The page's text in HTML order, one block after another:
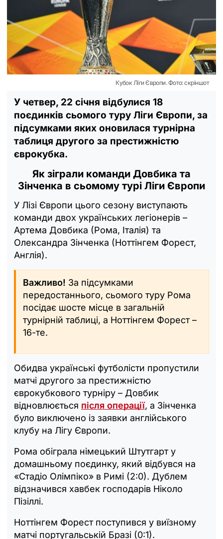
Кубок Ліги Європи. Фото: скріншот
У четвер, 22 січня відбулися 18
поєдинків сьомого туру Ліги Європи, за
підсумками яких оновилася турнірна
таблиця другого за престижністю
єврокубка.
Як зіграли команди Довбика та
Зінченка в сьомому турі Ліги Європи
У Лізі Європи цього сезону виступають
команди двох українських легіонерів –
Артема Довбика (Рома, Італія) та
Олександра Зінченка (Ноттінгем Форест,
Англія).
Важливо! За підсумками
передостаннього, сьомого туру Рома
посідає шосте місце в загальній
турнірній таблиці, а Ноттінгем Форест –
16-те.
Обидва українські футболісти пропустили
матчі другого за престижністю
єврокубкового турніру – Довбик
відновлюється після операції, а Зінченка
було виключено із заявки англійського
клубу на Лігу Європи.
Рома обіграла німецький Штутгарт у
домашньому поєдинку, який відбувся на
«Стадіо Олімпіко» в Римі (2:0). Дублем
відзначився хавбек господарів Ніколо
Пізіллі.
Ноттінгем Форест поступився у виїзному
матчі португальській Бразі (0:1).